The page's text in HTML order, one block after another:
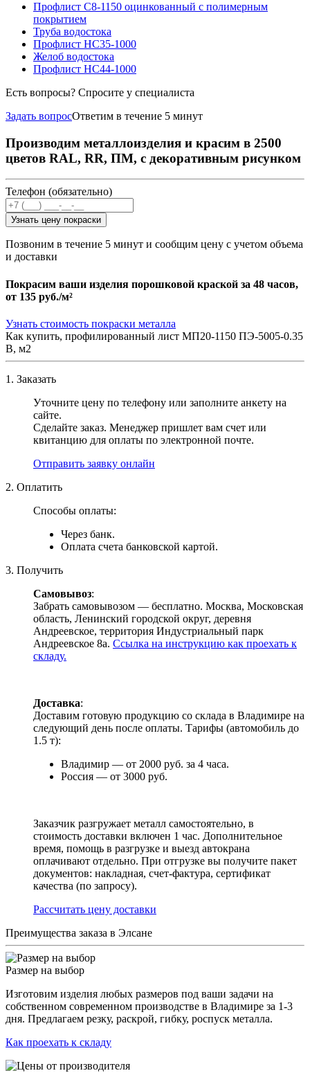
Профлист С8-1150 оцинкованный с полимерным
покрытием
Труба водостока
Профлист НС35-1000
Желоб водостока
Профлист НС44-1000
Есть вопросы? Спросите у специалиста
Задать вопросОтветим в течение 5 минут
Производим металлоизделия и красим в 2500
цветов RAL, RR, ПМ, с декоративным рисунком
Телефон (обязательно)
Узнать цену покраски
Позвоним в течение 5 минут и сообщим цену с учетом объема
и доставки
Покрасим ваши изделия порошковой краской за 48 часов,
от 135 руб./м²
Узнать стоимость покраски металла
Как купить, профилированный лист МП20-1150 ПЭ-5005-0.35
B, м2
1. Заказать
Уточните цену по телефону или заполните анкету на
сайте.
Сделайте заказ. Менеджер пришлет вам счет или
квитанцию для оплаты по электронной почте.
Отправить заявку онлайн
2. Оплатить
Способы оплаты:
Через банк.
Оплата счета банковской картой.
3. Получить
Самовывоз:
Забрать самовывозом — бесплатно. Москва, Московская
область, Ленинский городской округ, деревня
Андреевское, территория Индустриальный парк
Андреевское 8а. Ссылка на инструкцию как проехать к
складу.
Доставка:
Доставим готовую продукцию со склада в Владимире на
следующий день после оплаты. Тарифы (автомобиль до
1.5 т):
Владимир — от 2000 руб. за 4 часа.
Россия — от 3000 руб.
Заказчик разгружает металл самостоятельно, в
стоимость доставки включен 1 час. Дополнительное
время, помощь в разгрузке и выезд автокрана
оплачивают отдельно. При отгрузке вы получите пакет
документов: накладная, счет-фактура, сертификат
качества (по запросу).
Раcсчитать цену доставки
Преимущества заказа в Элсане
Размер на выбор
Изготовим изделия любых размеров под ваши задачи на
собственном современном производстве в Владимире за 1-3
дня. Предлагаем резку, раскрой, гибку, роспуск металла.
Как проехать к складу